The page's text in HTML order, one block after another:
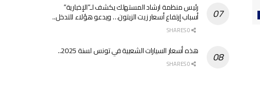
رئيس منظمة ارشاد المستهلك يكشف لـ”الإخبارية”
أسباب إرتفاع أسعار زيت الزيتون… ويدعو هؤلاء للتدخل..
هذه أسعار السيارات الشعبية في تونس لسنة 2025..